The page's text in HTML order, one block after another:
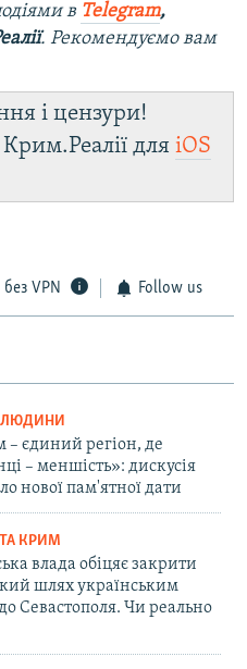
в Telegram,
. Рекомендуємо вам
і цензури!
Крим.Реалії для iOS
VPN Follow us
ЛЮДИНИ
– єдиний регіон, де
– меншість»: дискусія
нової пам'ятної дати
КРИМ
влада обіцяє закрити
шлях українським
Севастополя. Чи реально